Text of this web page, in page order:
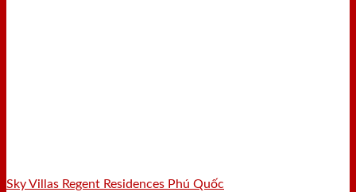
Sky Villas Regent Residences Phú Quốc